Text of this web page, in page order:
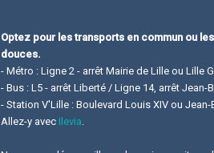
Optez pour les transports en commun ou
douces.
- Métro : Ligne 2 - arrêt Mairie de Lille ou Lille
- Bus : L5 - arrêt Liberté / Ligne 14, arrêt Jean-
- Station V'Lille : Boulevard Louis XIV ou
Allez-y avec Ilevia